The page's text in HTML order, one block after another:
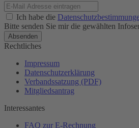
Ich habe die
Bitte senden Sie mir die gewählten
Rechtliches
Impressum
Datenschutzerklärung
Verbandssatzung (PDF)
Mitgliedsantrag
Interessantes
FAQ zur E-Rechnung